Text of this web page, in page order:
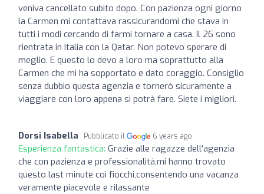
veniva cancellato subito dopo. Con pazienza ogni giorno
la Carmen mi contattava rassicurandomi che stava in
tutti i modi cercando di farmi tornare a casa. Il 26 sono
rientrata in Italia con la Qatar. Non potevo sperare di
meglio. E questo lo devo a loro ma soprattutto alla
Carmen che mi ha sopportato e dato coraggio. Consiglio
senza dubbio questa agenzia e tornerò sicuramente a
viaggiare con loro appena si potrà fare. Siete i migliori.
Dorsi Isabella Pubblicato il 6 years ago
Esperienza fantastica: Grazie alle ragazze dell'agenzia
che con pazienza e professionalità,mi hanno trovato
questo last minute coi fiocchi,consentendo una vacanza
veramente piacevole e rilassante